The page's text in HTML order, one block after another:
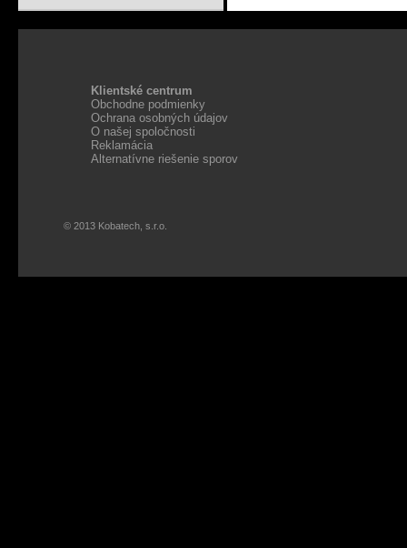
Klientské centrum
Obchodne podmienky
Ochrana osobných údajov
O našej spoločnosti
Reklamácia
Alternatívne riešenie sporov
© 2013 Kobatech, s.r.o.